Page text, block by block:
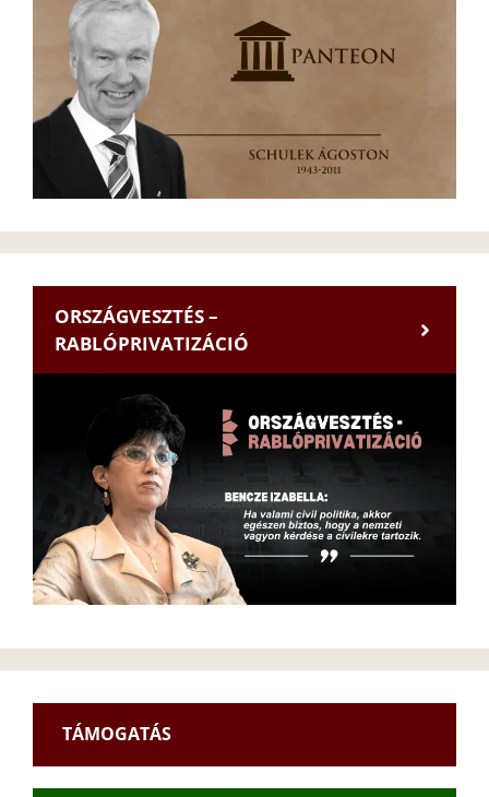
ORSZÁGVESZTÉS –
RABLÓPRIVATIZÁCIÓ
TÁMOGATÁS